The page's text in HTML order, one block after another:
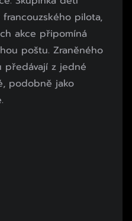
pilota,
akce připomíná
poštu. Zraněného
předávají z jedné
podobně jako